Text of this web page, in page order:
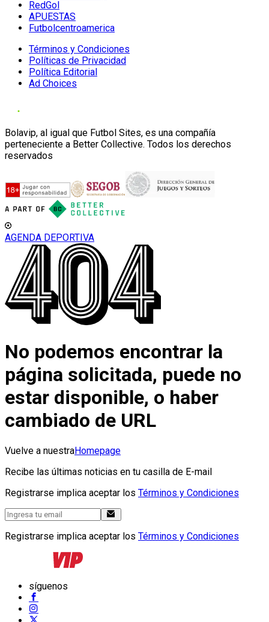
RedGol
APUESTAS
Futbolcentroamerica
Términos y Condiciones
Políticas de Privacidad
Política Editorial
Ad Choices
Bolavip, al igual que Futbol Sites, es una compañía
perteneciente a Better Collective. Todos los derechos
reservados
AGENDA DEPORTIVA
No podemos encontrar la
página solicitada, puede no
estar disponible, o haber
cambiado de URL
Vuelve a nuestraHomepage
Recibe las últimas noticias en tu casilla de E-mail
Registrarse implica aceptar los Términos y Condiciones
Registrarse implica aceptar los Términos y Condiciones
síguenos